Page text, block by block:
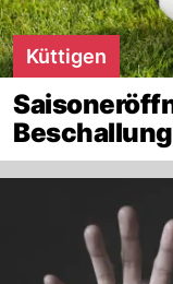
Küttigen